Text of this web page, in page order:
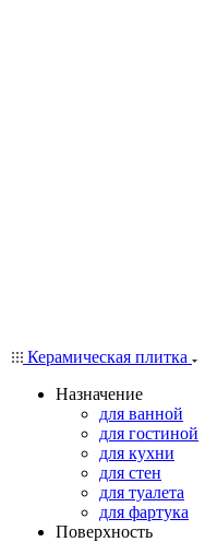
Керамическая плитка
Назначение
для ванной
для гостиной
для кухни
для стен
для туалета
для фартука
Поверхность